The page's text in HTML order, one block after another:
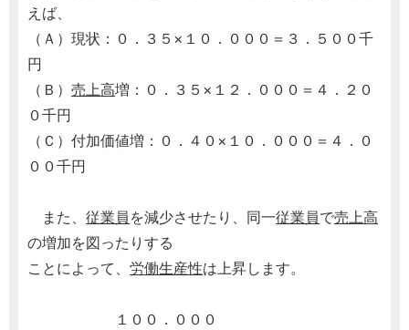
えば、
（Ａ）現状：０．３５×１０．０００＝３．５００千
円
（Ｂ） 売上高増：０．３５×１２．０００＝４．２０
０千円
（Ｃ）付加価値増：０．４０×１０．０００＝４．０
００千円
また、 従業員 を減少させたり、同一従業員で売上高
の増加を図ったりする
ことによって、 労働生産性は上昇します。
１００．０００